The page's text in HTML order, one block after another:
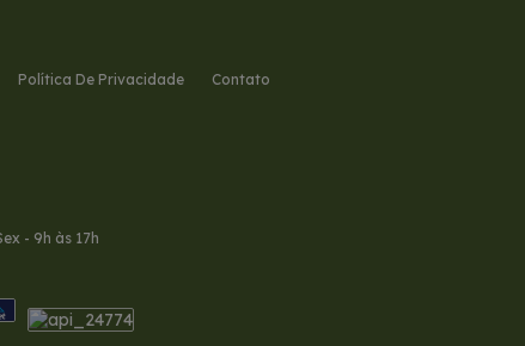
Política De Privacidade Contato
- 9h às 17h